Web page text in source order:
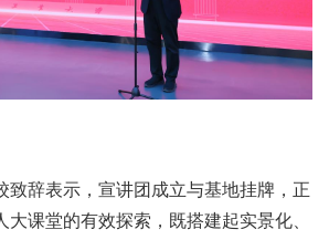
致辞表示，宣讲团成立与基地挂牌，正
大课堂的有效探索，既搭建起实景化、